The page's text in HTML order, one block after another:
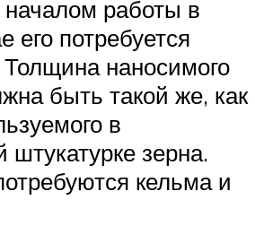
работы в
его потребуется
наносимого
быть такой же, как
в
штукатурке зерна.
кельма и